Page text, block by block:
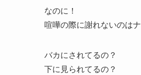
なのに！
喧嘩の際に謝れないのはナ
バカにされてるの？
下に見られてるの？